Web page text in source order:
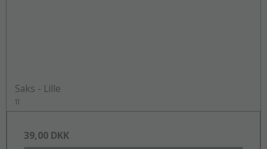
Saks - Lille
11
39,00 DKK